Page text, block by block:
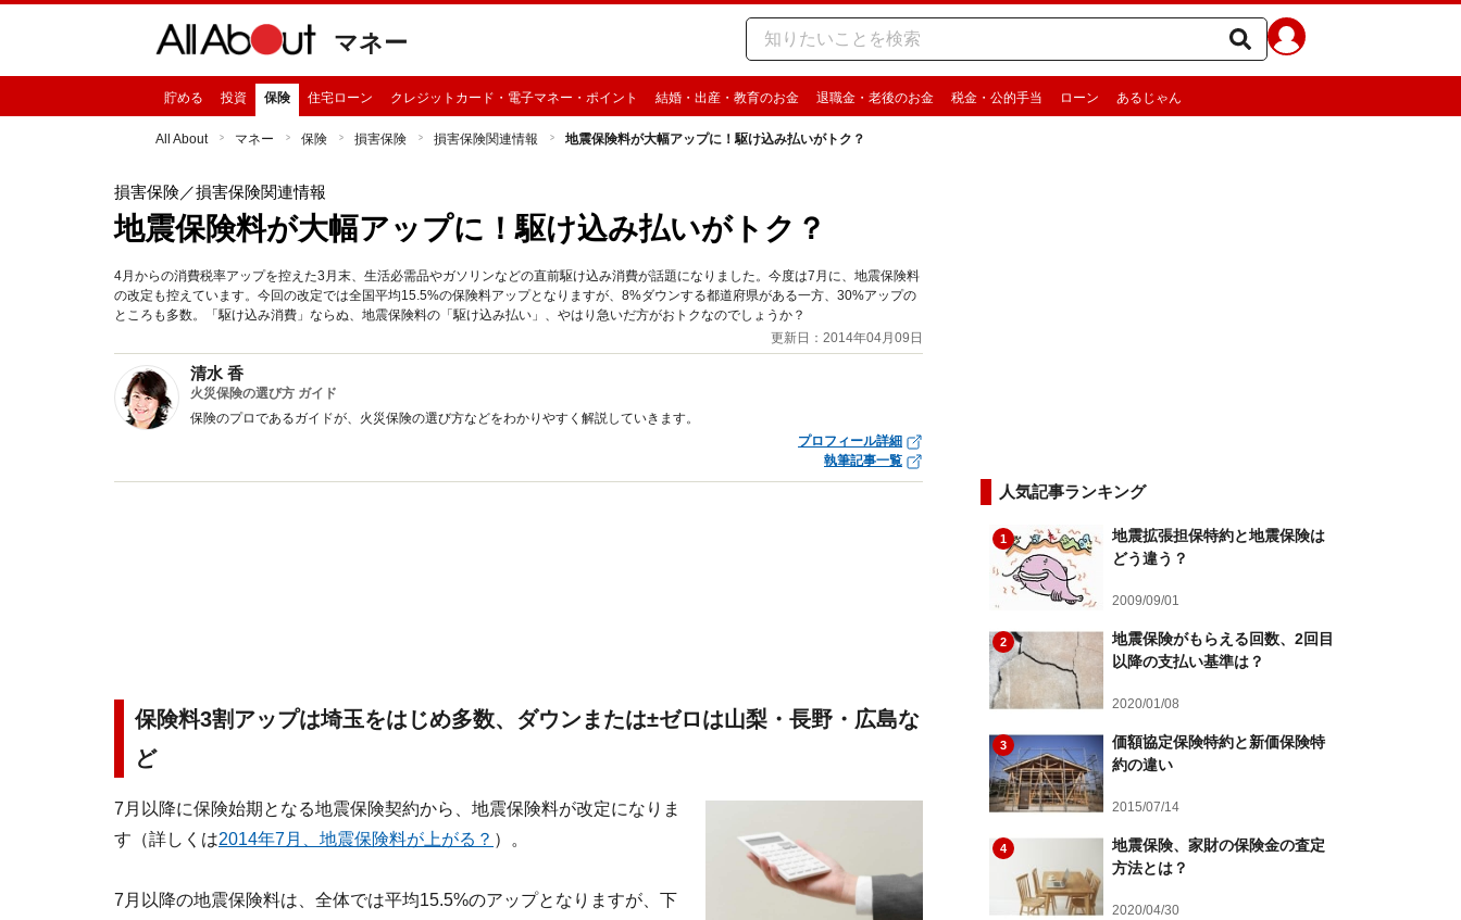
マネー
貯める 投資 保険 住宅ローン クレジットカード・電子マネー・ポイント 結婚・出産・教育のお金 退職金・老後のお金 税金・公的手当 ローン あるじゃん
All About マネー 保険 損害保険 損害保険関連情報 地震保険料が大幅アップに！駆け込み払いがトク？
損害保険／損害保険関連情報
地震保険料が大幅アップに！駆け込み払いがトク？
4月からの消費税率アップを控えた3月末、生活必需品やガソリンなどの直前駆け込み消費が話題になりました。今度は7月に、地震保険料
の改定も控えています。今回の改定では全国平均15.5%の保険料アップとなりますが、8%ダウンする都道府県がある一方、30%アップの
ところも多数。「駆け込み消費」ならぬ、地震保険料の「駆け込み払い」、やはり急いだ方がおトクなのでしょうか？
更新日：2014年04月09日
清水 香
火災保険の選び方 ガイド
保険のプロであるガイドが、火災保険の選び方などをわかりやすく解説していきます。
プロフィール詳細
執筆記事一覧
保険料3割アップは埼玉をはじめ多数、ダウンまたは±ゼロは山梨・長野・広島な
ど
7月以降に保険始期となる地震保険契約から、地震保険料が改定になりま
す（詳しくは2014年7月、地震保険料が上がる？ ）。
7月以降の地震保険料は、全体では平均15.5%のアップとなりますが、下
人気記事ランキング
1
地震拡張担保特約と地震保険は
どう違う？
2009/09/01
2
地震保険がもらえる回数、2回目
以降の支払い基準は？
2020/01/08
3
価額協定保険特約と新価保険特
約の違い
2015/07/14
4
地震保険、家財の保険金の査定
方法とは？
2020/04/30